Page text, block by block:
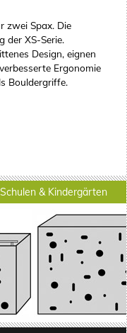
zwei Spax. Die
der XS-Serie.
Design, eignen
Ergonomie
Bouldergriffe.
& Kindergärten